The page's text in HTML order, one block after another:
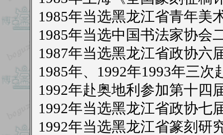
1985年当选黑龙江省青年美
1985年当选中国书法家协会
1987年当选黑龙江省政协六
1985年、1992年1993年三
1992年赴奥地利参加第十四
1992年当选黑龙江省政协七
1992年当选黑龙江省篆刻研